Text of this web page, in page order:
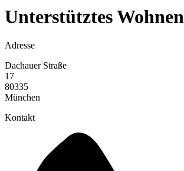
Unterstütztes Wohnen
Adresse
Dachauer Straße
17
80335
München
Kontakt